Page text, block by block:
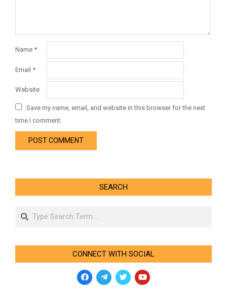
Name *
Email *
Website
Save my name, email, and website in this browser for the next
time I comment.
SEARCH
Search
CONNECT WITH SOCIAL